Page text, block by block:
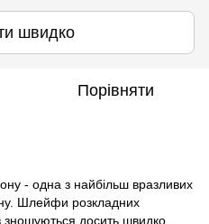
швидко
Порівняти
- одна з найбільш вразливих
Шлейфи розкладних
досить швидко,